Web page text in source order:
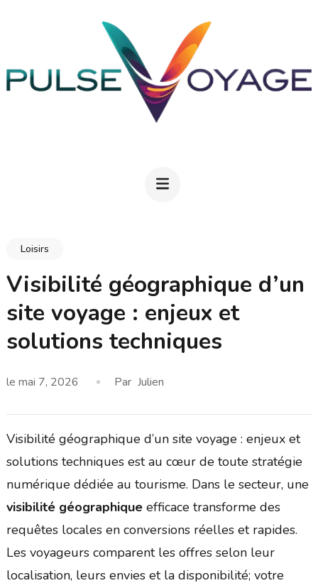
(Pressez
Loisirs
Visibilité géographique d’un
site voyage : enjeux et
solutions techniques
le mai 7, 2026 Par Julien
Visibilité géographique d’un site voyage : enjeux et
solutions techniques est au cœur de toute stratégie
numérique dédiée au tourisme. Dans le secteur, une
visibilité géographiqueefficace transforme des
requêtes locales en conversions réelles et rapides.
Les voyageurs comparent les offres selon leur
localisation, leurs envies et la disponibilité; votre